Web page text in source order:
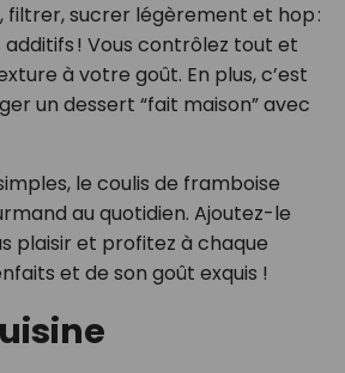
filtrer, sucrer légèrement et hop :
additifs ! Vous contrôlez tout et
à votre goût. En plus, c’est
un dessert “fait maison” avec
le coulis de framboise
au quotidien. Ajoutez-le
plaisir et profitez à chaque
et de son goût exquis !